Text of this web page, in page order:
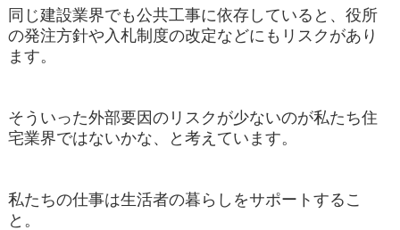
同じ建設業界でも公共工事に依存していると、役所
の発注方針や入札制度の改定などにもリスクがあり
ます。
そういった外部要因のリスクが少ないのが私たち住
宅業界ではないかな、と考えています。
私たちの仕事は生活者の暮らしをサポートするこ
と。